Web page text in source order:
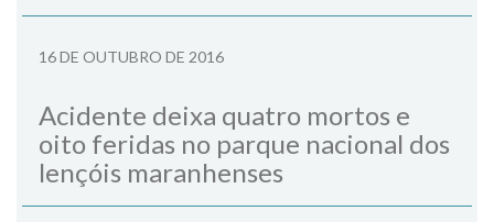
16 DE OUTUBRO DE 2016
Acidente deixa quatro mortos e
oito feridas no parque nacional dos
lençóis maranhenses